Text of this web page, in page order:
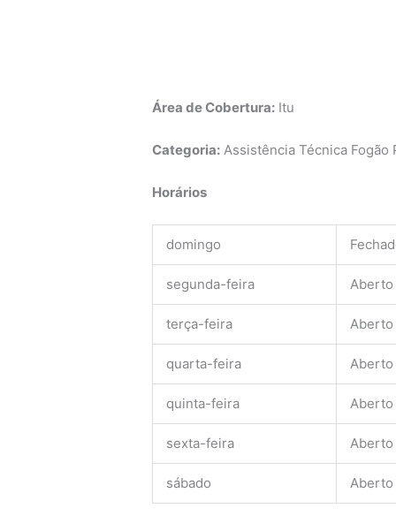
Área de Cobertura: Itu
Categoria: Assistência Técnica Fogão
Horários
domingo
segunda-feira Aberto
terça-feira Aberto
quarta-feira Aberto
quinta-feira Aberto
sexta-feira Aberto
sábado Aberto